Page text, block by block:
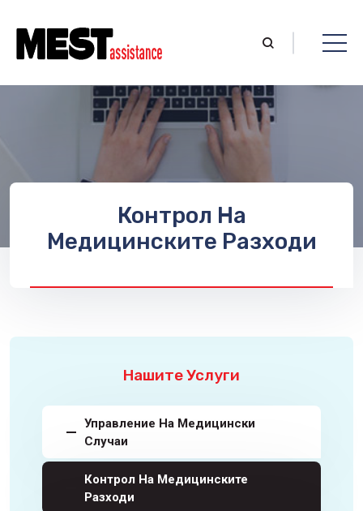
Контрол На
Медицинските Разходи
Нашите Услуги
Управление На Медицински
Случаи
Контрол На Медицинските
Разходи